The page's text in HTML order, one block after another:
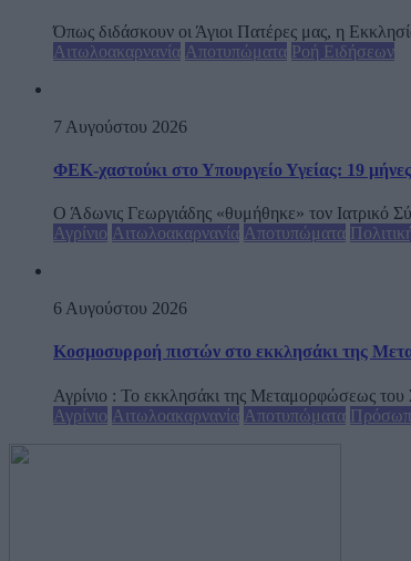
Όπως διδάσκουν οι Άγιοι Πατέρες μας, η
Αιτωλοακαρνανία Αποτυπώματα Ροή Ειδήσεων
7 Αυγούστου 2026
ΦΕΚ-χαστούκι στο Υπουργείο Υγείας: 19
Ο Άδωνις Γεωργιάδης «θυμήθηκε» τον Ιατρικό
Αγρίνιο Αιτωλοακαρνανία Αποτυπώματα
6 Αυγούστου 2026
Κοσμοσυρροή πιστών στο εκκλησάκι της
Αγρίνιο : Το εκκλησάκι της Μεταμορφώσεως του
Αγρίνιο Αιτωλοακαρνανία Αποτυπώματα